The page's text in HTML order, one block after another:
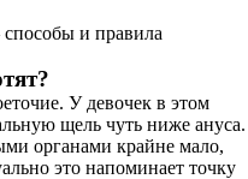
и правила
У девочек в этом
щель чуть ниже ануса.
органами крайне мало,
это напоминает точку